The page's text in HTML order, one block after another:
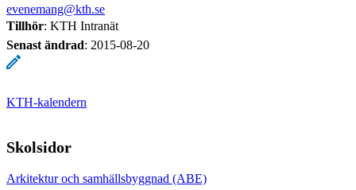
evenemang@kth.se
Tillhör: KTH Intranät
Senast ändrad: 2015-08-20
KTH-kalendern
Skolsidor
Arkitektur och samhällsbyggnad (ABE)